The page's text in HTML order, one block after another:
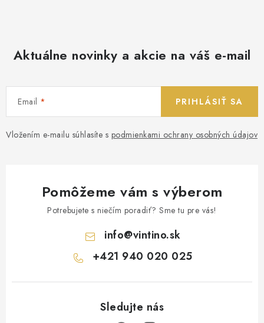
Aktuálne novinky a akcie na váš e-mail
Email
Vložením e-mailu súhlasíte s podmienkami ochrany osobných údajov
PRIHLÁSIŤ SA
Pomôžeme vám s výberom
Potrebujete s niečím poradiť? Sme tu pre vás!
info@vintino.sk
+421 940 020 025